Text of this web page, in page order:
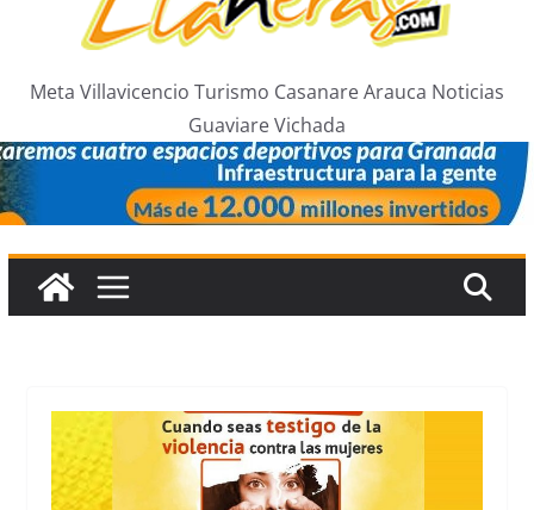
Meta Villavicencio Turismo Casanare Arauca Noticias
Guaviare Vichada